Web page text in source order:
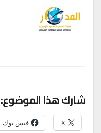
شارك هذا الموضوع:
X فيس بوك